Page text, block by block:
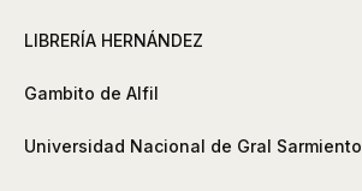
LIBRERÍA HERNÁNDEZ
Gambito de Alfil
Universidad Nacional de Gral Sarmiento